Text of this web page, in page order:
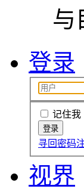
与
登录
记住我
寻回密码
视界